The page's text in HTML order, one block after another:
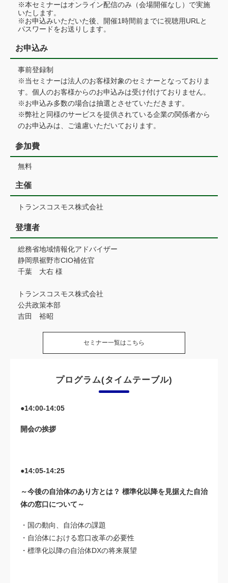
※本セミナーはオンライン配信のみ（会場開催なし）で実施
いたします。
※お申込みいただいた後、開催1時間前までに視聴用URLと
パスワードをお送りします。
お申込み
事前登録制
※当セミナーは法人のお客様対象のセミナーとなっておりま
す。個人のお客様からのお申込みは受け付けておりません。
※お申込み多数の場合は抽選とさせていただきます。
※弊社と同様のサービスを提供されている企業の関係者から
のお申込みは、ご遠慮いただいております。
参加費
無料
主催
トランスコスモス株式会社
登壇者
総務省地域情報化アドバイザー
静岡県裾野市CIO補佐官
千葉 大右 様
トランスコスモス株式会社
公共政策本部
吉田 裕昭
セミナー一覧はこちら
プログラム(タイムテーブル)
●14:00-14:05
開会の挨拶
●14:05-14:25
～今後の自治体のあり方とは？ 標準化以降を見据えた自治
体の窓口について～
・国の動向、自治体の課題
・自治体における窓口改革の必要性
・標準化以降の自治体DXの将来展望